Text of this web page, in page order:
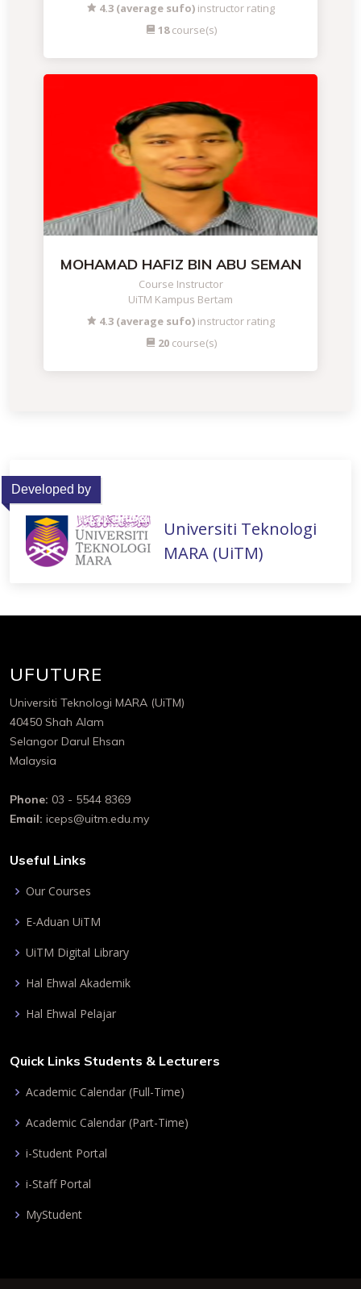
4.3 (average sufo) instructor rating
18course(s)
MOHAMAD HAFIZ BIN ABU SEMAN
Course Instructor
UiTM Kampus Bertam
4.3 (average sufo) instructor rating
20course(s)
Developed by
Universiti Teknologi
MARA (UiTM)
UFUTURE
Universiti Teknologi MARA (UiTM)
40450 Shah Alam
Selangor Darul Ehsan
Malaysia
Phone: 03 - 5544 8369
Email: iceps@uitm.edu.my
Useful Links
Our Courses
E-Aduan UiTM
UiTM Digital Library
Hal Ehwal Akademik
Hal Ehwal Pelajar
Quick Links Students & Lecturers
Academic Calendar (Full-Time)
Academic Calendar (Part-Time)
i-Student Portal
i-Staff Portal
MyStudent